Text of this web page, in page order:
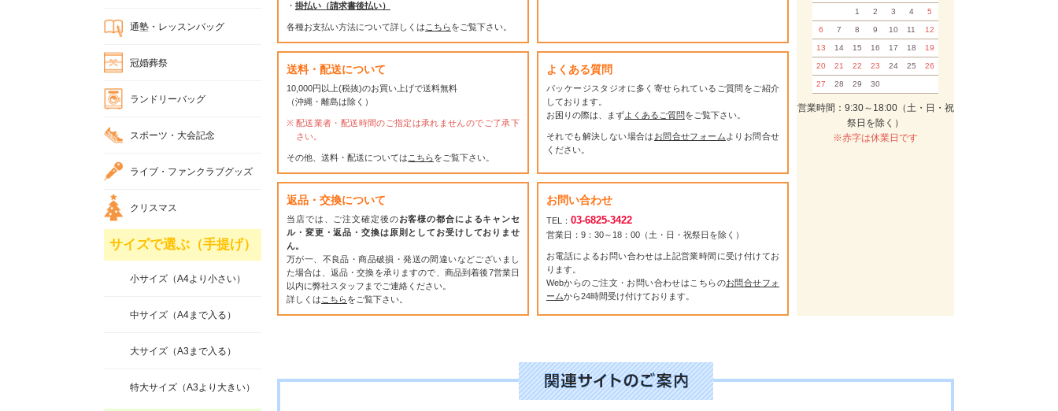
・ 掛払い（請求書後払い）
各種お支払い方法について詳しくは こちらをご覧下さい。
送料・配送について
10,000円以上(税抜)のお買い上げで送料無料
（沖縄・離島は除く）
配送業者・配送時間のご指定は承れませんのでご了承下
さい。
その他、送料・配送については こちらをご覧下さい。
よくある質問
パッケージスタジオに多く寄せられているご質問をご紹介
しております。
お困りの際は、まずよくあるご質問をご覧下さい。
それでも解決しない場合は お問合せフォーム よりお問合せ
ください。
返品・交換について
当店では、ご注文確定後のお客様の都合によるキャンセ
ル・変更・返品・交換は原則としてお受けしておりませ
ん。
万が一、不良品・商品破損・発送の間違いなどございまし
た場合は、返品・交換を承りますので、商品到着後7営業日
以内に弊社スタッフまでご連絡ください。
詳しくは こちらをご覧下さい。
お問い合わせ
TEL： 03-6825-3422
営業日：9：30～18：00（土・日・祝祭日を除く）
お電話によるお問い合わせは上記営業時間に受け付けてお
ります。
Webからのご注文・お問い合わせはこちらのお問合せフォ
ームから24時間受け付けております。
1 2 3 4 5
6 7 8 9 10 11 12
13 14 15 16 17 18 19
20 21 22 23 24 25 26
27 28 29 30
営業時間：9:30～18:00（土・日・祝
祭日を除く）
※赤字は休業日です
通塾・レッスンバッグ
冠婚葬祭
ランドリーバッグ
スポーツ・大会記念
ライブ・ファンクラブグッズ
クリスマス
サイズで選ぶ（手提げ）
小サイズ（A4より小さい）
中サイズ（A4まで入る）
大サイズ（A3まで入る）
特大サイズ（A3より大きい）